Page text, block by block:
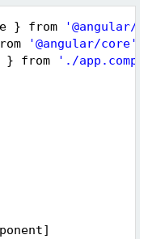
} from
'@angular/
'@angular/core'
} from
'./